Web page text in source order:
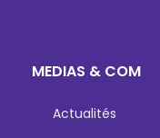
MEDIAS & COM
Actualités